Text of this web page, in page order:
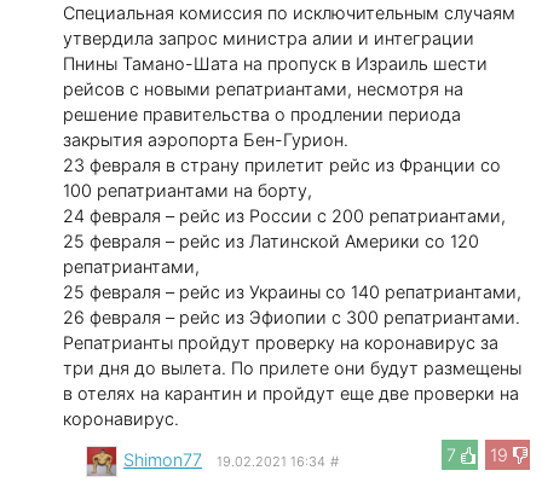
Специальная комиссия по исключительным случаям
утвердила запрос министра алии и интеграции
Пнины Тамано-Шата на пропуск в Израиль шести
рейсов с новыми репатриантами, несмотря на
решение правительства о продлении периода
закрытия аэропорта Бен-Гурион.
23 февраля в страну прилетит рейс из Франции со
100 репатриантами на борту,
24 февраля – рейс из России с 200 репатриантами,
25 февраля – рейс из Латинской Америки со 120
репатриантами,
25 февраля – рейс из Украины со 140 репатриантами,
26 февраля – рейс из Эфиопии с 300 репатриантами.
Репатрианты пройдут проверку на коронавирус за
три дня до вылета. По прилете они будут размещены
в отелях на карантин и пройдут еще две проверки на
коронавирус.
7
19
Shimon77 19.02.2021 16:34 #